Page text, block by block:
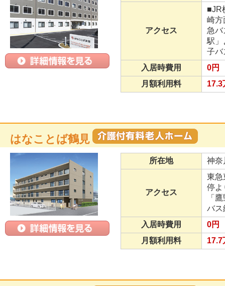
アクセス
■JR
崎
急
駅
子バ
入居時費用
0円
月額利用料
17.3
はなことば鶴見
所在地 神奈
アクセス
東急
停よ
「
バス
入居時費用
0円
月額利用料
17.7